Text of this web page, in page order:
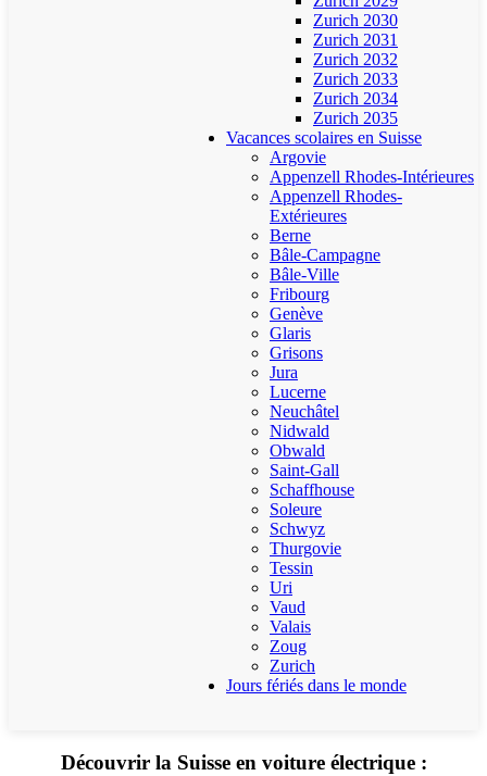
Zurich 2030
Zurich 2031
Zurich 2032
Zurich 2033
Zurich 2034
Zurich 2035
Vacances scolaires en Suisse
Argovie
Appenzell Rhodes-Intérieures
Appenzell Rhodes-
Extérieures
Berne
Bâle-Campagne
Bâle-Ville
Fribourg
Genève
Glaris
Grisons
Jura
Lucerne
Neuchâtel
Nidwald
Obwald
Saint-Gall
Schaffhouse
Soleure
Schwyz
Thurgovie
Tessin
Uri
Vaud
Valais
Zoug
Zurich
Jours fériés dans le monde
Découvrir la Suisse en voiture électrique :